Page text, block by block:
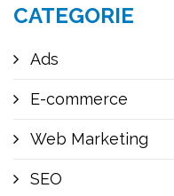
CATEGORIE
Ads
E-commerce
Web Marketing
SEO